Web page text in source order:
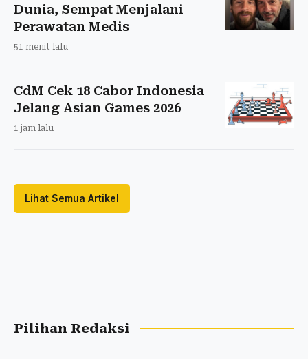
Dunia, Sempat Menjalani
Perawatan Medis
51 menit lalu
CdM Cek 18 Cabor Indonesia
Jelang Asian Games 2026
1 jam lalu
Lihat Semua Artikel
Pilihan Redaksi